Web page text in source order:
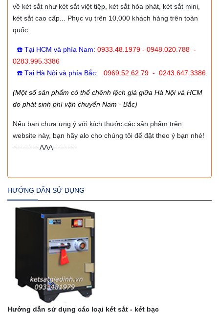
về két sắt như két sắt việt tiệp, két sắt hòa phát, két sắt mini,
két sắt cao cấp... Phục vụ trên 10,000 khách hàng trên toàn
quốc.
☎️ Tại HCM và phía Nam: 0933.48.1979 - 0948.020.788 -
0283.995.3386
☎️ Tại Hà Nội và phía Bắc: 0969.52.62.79 - 0243.647.3386
(Một số sản phẩm có thể chênh lệch giá giữa Hà Nội và HCM
do phát sinh phí vận chuyển Nam - Bắc)
Nếu bạn chưa ưng ý với kích thước các sản phẩm trên
website này, bạn hãy alo cho chúng tôi để đặt theo ý bạn nhé!
-----------AAA----------
HƯỚNG DẪN SỬ DỤNG
Hướng dẫn sử dụng các loại két sắt - két bạc